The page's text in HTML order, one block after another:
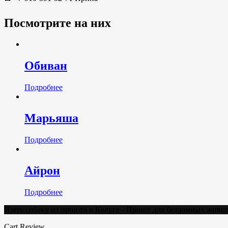
Посмотрите на них
Обиван
Подробнее
Марьяша
Подробнее
Айрон
Подробнее